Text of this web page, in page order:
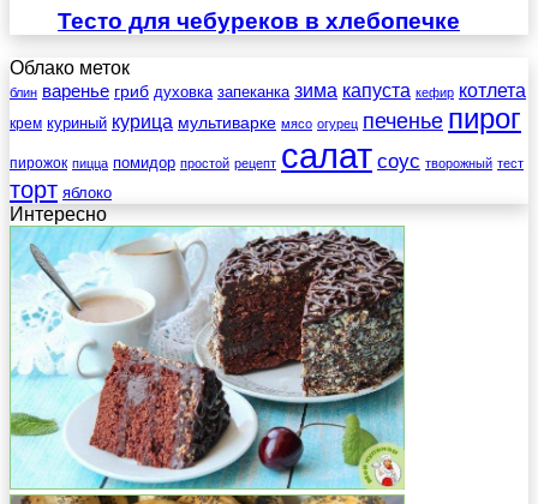
Тесто для чебуреков в хлебопечке
Облако меток
блин варенье гриб духовка запеканка зима капуста кефир котлета
крем куриный курица мультиварке мясо огурец печенье пирог
пирожок пицца помидор простой рецепт салат соус творожный тест
торт яблоко
Интересно